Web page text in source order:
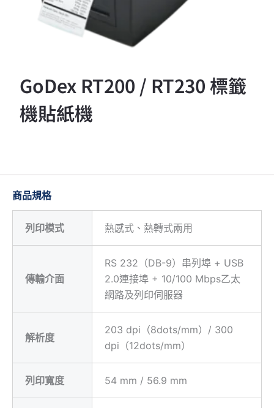
GoDex RT200 / RT230 標籤
機貼紙機
商品規格
列印模式 熱感式、熱轉式兩用
傳輸介面
RS 232 （DB-9） 串列埠 + USB
2.0連接埠 + 10/100 Mbps乙太
網路及列印伺服器
解析度
203 dpi （8dots/mm） / 300
dpi （12dots/mm）
列印寬度 54 mm / 56.9 mm